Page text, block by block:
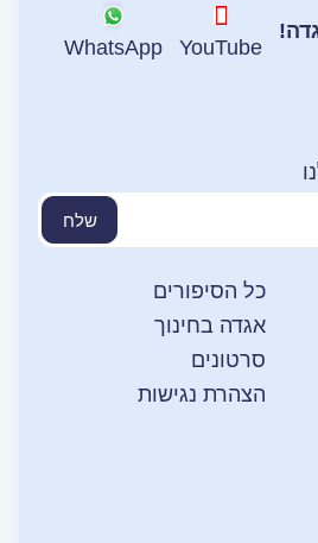
YouTube
WhatsApp
שלח
כל הסיפורים
הצהרת נגישות
אגדה בחינוך
סרטונים